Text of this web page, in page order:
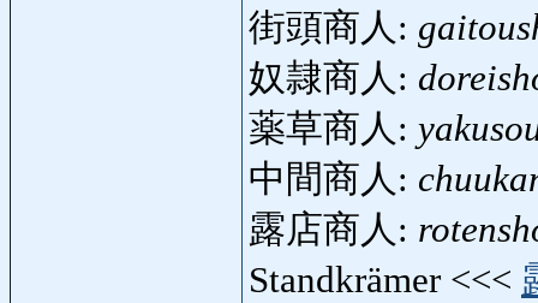
街頭商人:
奴隷商人:
薬草商人:
中間商人:
露店商人:
Standkrämer <<<